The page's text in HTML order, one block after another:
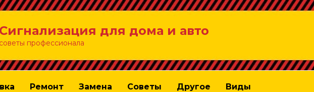
Сигнализация для дома и авто
советы профессионала
Ремонт Замена Советы Другое Виды